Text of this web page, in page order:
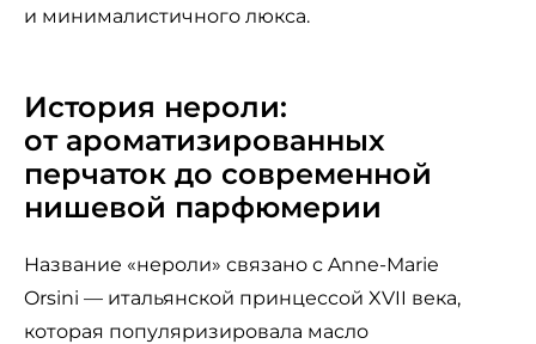
и минималистичного люкса.
История нероли:
от ароматизированных
перчаток до современной
нишевой парфюмерии
Название «нероли» связано с Anne-Marie
Orsini — итальянской принцессой XVII века,
которая популяризировала масло